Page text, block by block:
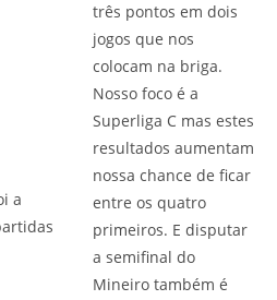
a
três pontos em dois
jogos que nos
colocam na briga.
Nosso foco é a
Superliga C mas estes
resultados aumentam
nossa chance de ficar
entre os quatro
primeiros. E disputar
a semifinal do
Mineiro também é